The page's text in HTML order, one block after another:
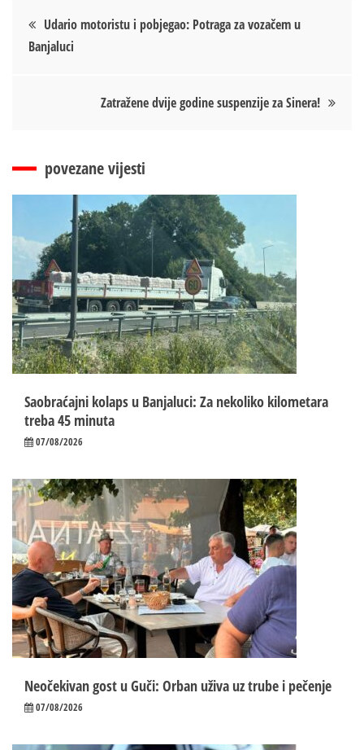
Кретање
чланка
Udario motoristu i pobjegao: Potraga za vozačem u
Banjaluci
Zatražene dvije godine suspenzije za Sinera!
povezane vijesti
Saobraćajni kolaps u Banjaluci: Za nekoliko kilometara
treba 45 minuta
07/08/2026
Neočekivan gost u Guči: Orban uživa uz trube i pečenje
07/08/2026